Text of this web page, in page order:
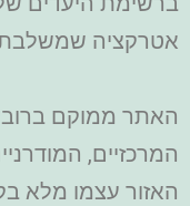
אטרקציה שמשלבת
האתר ממוקם
המרכזיים,
האזור עצמו מלא